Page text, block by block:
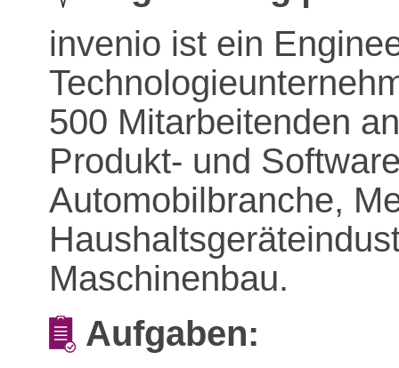
invenio ist ein
500 Mitarbeitenden
Produkt- und
Automobilbranche,
Maschinenbau.
Aufgaben: